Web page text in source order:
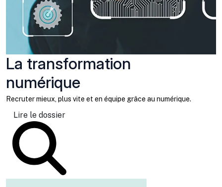
La transformation
numérique
Recruter mieux, plus vite et en équipe grâce au numérique.
Lire le dossier